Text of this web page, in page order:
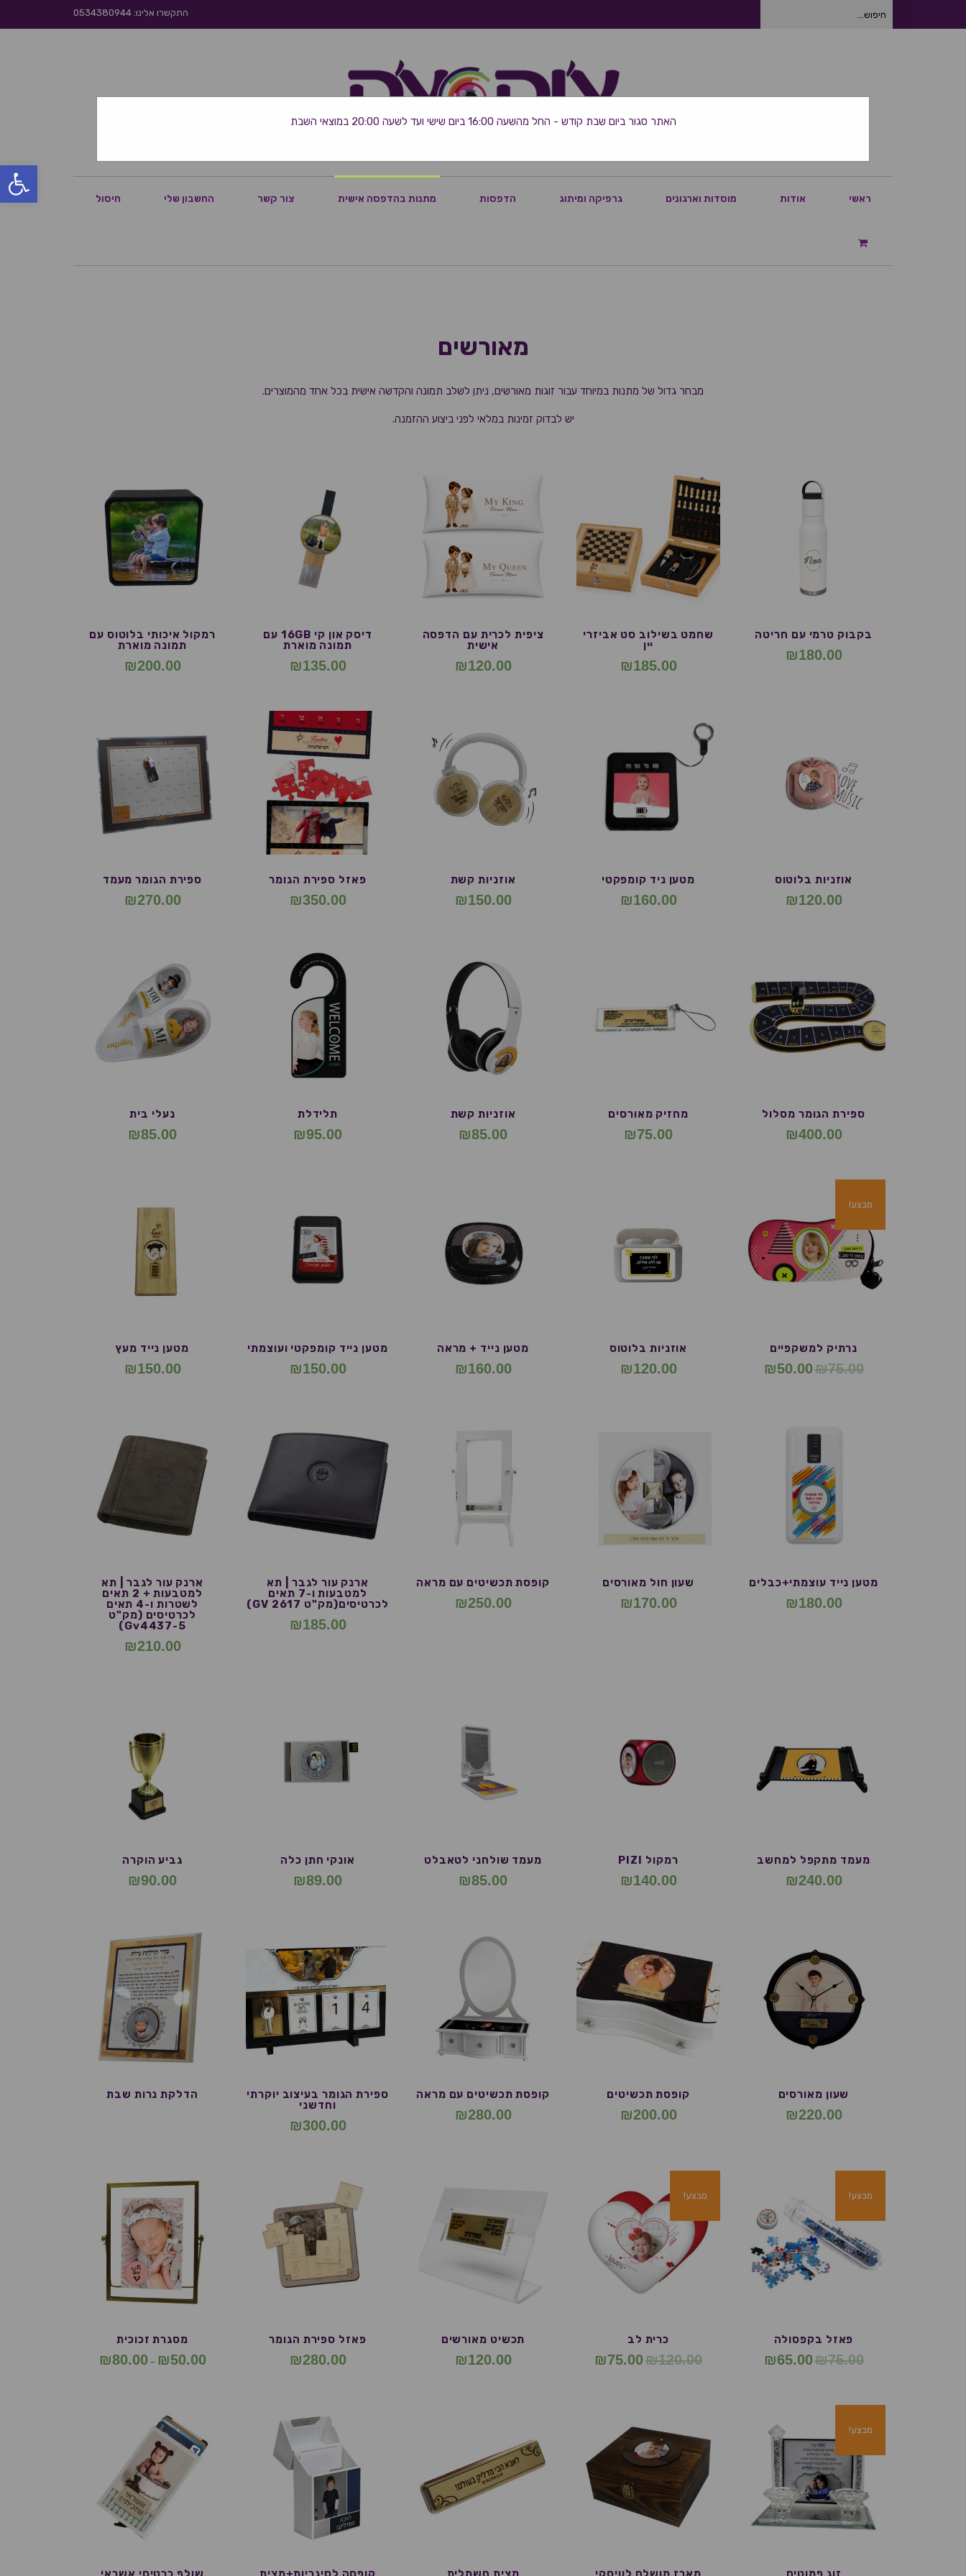
פתח
חיפוש התקשרו אלינו: 0534380944
ראשי אודות מוסדות וארגונים גרפיקה ומיתוג הדפסות מתנות בהדפסה אישית צור קשר החשבון שלי חיסול
מאורשים
מבחר גדול של מתנות במיוחד עבור זוגות מאורשים, ניתן לשלב תמונה והקדשה אישית בכל אחד מהמוצרים.
יש לבדוק זמינות במלאי לפני ביצוע ההזמנה.
בקבוק טרמי עם חריטה
₪180.00
שחמט בשילוב סט אביזרי
יין
₪185.00
ציפית לכרית עם הדפסה
אישית
₪120.00
דיסק און קי 16GB עם
תמונה מוארת
₪135.00
רמקול איכותי בלוטוס עם
תמונה מוארת
₪200.00
אוזניות בלוטוס
₪120.00
מטען ניד קומפקטי
₪160.00
אוזניות קשת
₪150.00
פאזל ספירת הגומר
₪350.00
ספירת הגומר מעמד
₪270.00
ספירת הגומר מסלול
₪400.00
מחזיק מאורסים
₪75.00
אוזניות קשת
₪85.00
תלידלת
₪95.00
נעלי בית
₪85.00
מבצע!
נרתיק למשקפיים
₪75.00
₪50.00
אוזניות בלוטוס
₪120.00
מטען נייד + מראה
₪160.00
מטען נייד קומפקטי ועוצמתי
₪150.00
מטען נייד מעץ
₪150.00
מטען נייד עוצמתי+כבלים
₪180.00
שעון חול מאורסים
₪170.00
קופסת תכשיטים עם מראה
₪250.00
ארנק עור לגבר | תא
למטבעות ו-7 תאים
לכרטיסים(מק"ט GV 2617)
₪185.00
ארנק עור לגבר | תא
למטבעות + 2 תאים
לשטרות ו-4 תאים
לכרטיסים (מק"ט
Gv4437-5)
₪210.00
מעמד מתקפל למחשב
₪240.00
רמקול PIZI
₪140.00
מעמד שולחני לטאבלט
₪85.00
אונקי חתן כלה
₪89.00
גביע הוקרה
₪90.00
שעון מאורסים
₪220.00
קופסת תכשיטים
₪200.00
קופסת תכשיטים עם מראה
₪280.00
ספירת הגומר בעיצוב יוקרתי
וחדשני
₪300.00
הדלקת נרות שבת
מבצע!
פאזל בקפסולה
₪75.00
₪65.00
מבצע!
כרית לב
₪120.00
₪75.00
תכשיט מאורשים
₪120.00
פאזל ספירת הגומר
₪280.00
מסגרת זכוכית
₪50.00
–
₪80.00
מבצע!
האתר סגור ביום שבת קודש - החל מהשעה 16:00 ביום שישי ועד לשעה 20:00 במוצאי השבת